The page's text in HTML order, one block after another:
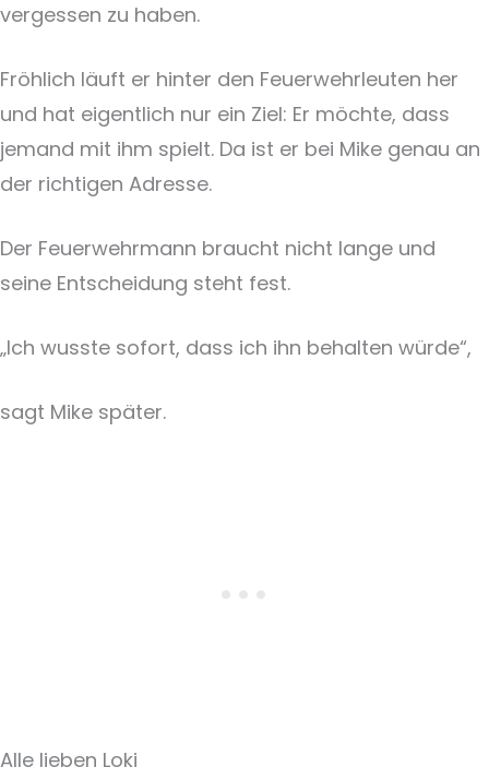
vergessen zu haben.
Fröhlich läuft er hinter den Feuerwehrleuten her
und hat eigentlich nur ein Ziel: Er möchte, dass
jemand mit ihm spielt. Da ist er bei Mike genau an
der richtigen Adresse.
Der Feuerwehrmann braucht nicht lange und
seine Entscheidung steht fest.
„Ich wusste sofort, dass ich ihn behalten würde“,
sagt Mike später.
Alle lieben Loki